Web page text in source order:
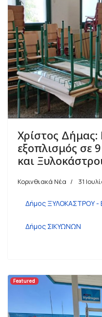
Χρίστος Δήμας:
εξοπλισμός σε
και
Κορινθιακά Νέα 31
Δήμος ΞΥΛΟΚΑΣΤΡΟΥ -
Δήμος ΣΙΚΥΩΝΩΝ
Featured